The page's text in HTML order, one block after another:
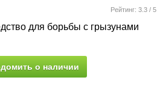
Рейтинг: 3.3/ 5
для борьбы с грызунами
о наличии